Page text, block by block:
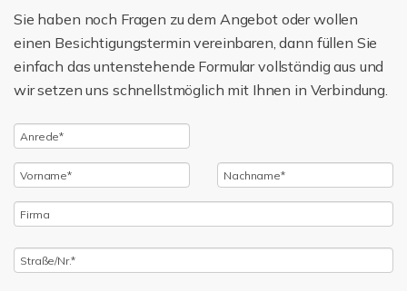
Sie haben noch Fragen zu dem Angebot oder wollen
einen Besichtigungstermin vereinbaren, dann füllen Sie
einfach das untenstehende Formular vollständig aus und
wir setzen uns schnellstmöglich mit Ihnen in Verbindung.